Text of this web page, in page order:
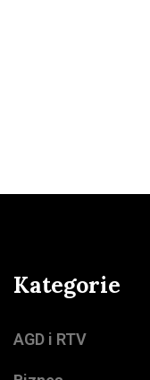
Kategorie
AGD i RTV